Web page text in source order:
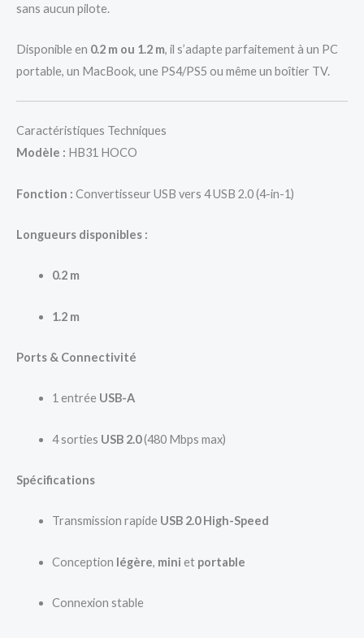
sans aucun pilote.
Disponible en 0.2 m ou 1.2 m, il s’adapte parfaitement à un PC
portable, un MacBook, une PS4/PS5 ou même un boîtier TV.
Caractéristiques Techniques
Modèle : HB31 HOCO
Fonction : Convertisseur USB vers 4 USB 2.0 (4-in-1)
Longueurs disponibles :
0.2 m
1.2 m
Ports & Connectivité
1 entrée USB-A
4 sorties USB 2.0(480 Mbps max)
Spécifications
Transmission rapide USB 2.0 High-Speed
Conception légère, mini et portable
Connexion stable